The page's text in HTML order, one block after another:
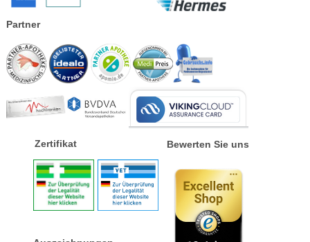
Partner
Zertifikat Bewerten Sie uns